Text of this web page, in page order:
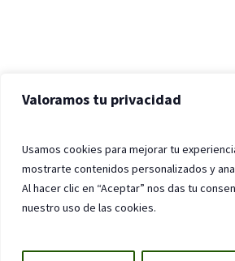
Valoramos tu privacidad
Usamos cookies para mejorar tu
mostrarte contenidos personalizados y
Al hacer clic en “Aceptar” nos das tu
nuestro uso de las cookies.